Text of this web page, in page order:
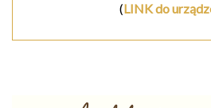
(LINK do